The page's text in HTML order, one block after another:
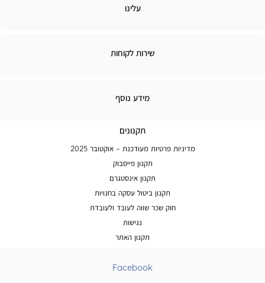
עלינו
שירות לקוחות
מידע
מידע נוסף
תקנונים
מדיניות פרטיות מעודכנת – אוקטובר 2025
תקנון פייסבוק
תקנון אינסטגרם
תקנון ביטול עסקה בחנויות
חוק שכר שווה לעובד ולעובדת
נגישות
תקנון האתר
Facebook